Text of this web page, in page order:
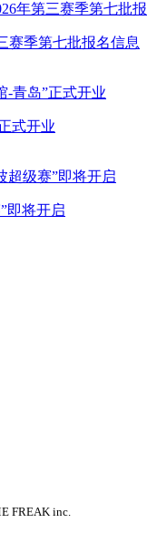
赛季第七批报名信息
式开业
即将开启
FREAK inc.